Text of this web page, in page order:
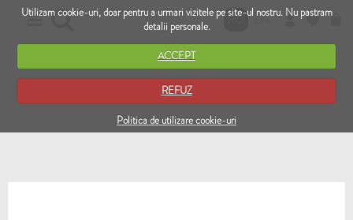
Utilizam cookie-uri, doar pentru a urmari vizitele pe site-ul nostru. Nu pastram
detalii personale.
ACCEPT
REFUZ
Politica de utilizare cookie-uri
RO EN